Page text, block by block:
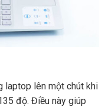
laptop lên một chút khi
độ. Điều này giúp